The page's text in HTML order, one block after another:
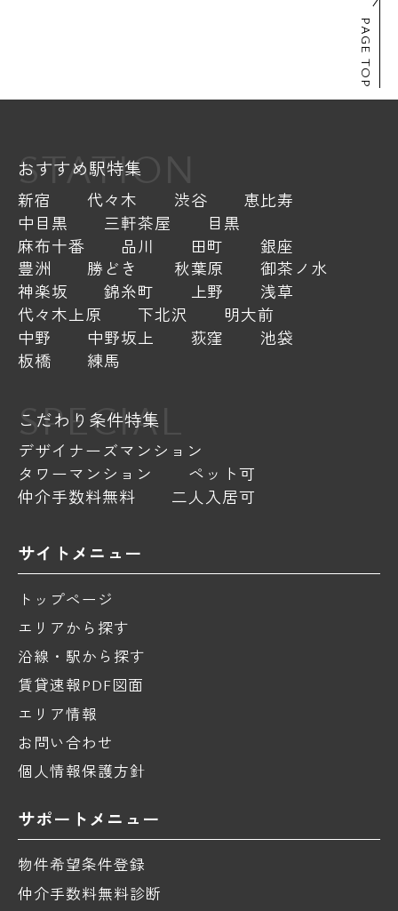
PAGE TOP
STATION
おすすめ駅特集
新宿 代々木 渋谷
恵比寿
中目黒
三軒茶屋
目黒
麻布十番
品川 田町
銀座
豊洲
勝どき 秋葉原
御茶ノ水
神楽坂
錦糸町 上野
浅草
代々木上原
下北沢
明大前
中野
中野坂上 荻窪
池袋
板橋
練馬
SPECIAL
こだわり条件特集
デザイナーズマンション
タワーマンション
ペット可
仲介手数料無料
二人入居可
サイトメニュー
トップページ
エリアから探す
沿線・駅から探す
賃貸速報PDF図面
エリア情報
お問い合わせ
個人情報保護方針
サポートメニュー
物件希望条件登録
仲介手数料無料診断